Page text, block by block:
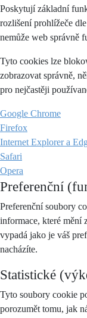
Poskytují základní
rozlišení prohlížeče
nemůže web správně
Tyto cookies lze
zobrazovat správně,
pro nejčastěji
Google Chrome
Firefox
Internet Explorer a
Safari
Opera
Preferenční
Preferenční soubory
informace, které mění
vypadá jako je váš
nacházíte.
Statistické
Tyto soubory cookie
porozumět tomu, jak